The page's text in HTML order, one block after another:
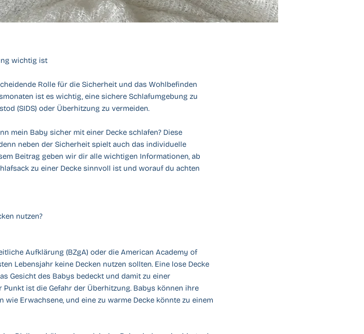
wichtig ist
Rolle für die Sicherheit und das Wohlbefinden
ist es wichtig, eine sichere Schlafumgebung zu
(SIDS) oder Überhitzung zu vermeiden.
mein Baby sicher mit einer Decke schlafen? Diese
neben der Sicherheit spielt auch das individuelle
Beitrag geben wir dir alle wichtigen Informationen, ab
zu einer Decke sinnvoll ist und worauf du achten
nutzen?
Aufklärung (BZgA) oder die American Academy of
Lebensjahr keine Decken nutzen sollten. Eine lose Decke
Gesicht des Babys bedeckt und damit zu einer
ist die Gefahr der Überhitzung. Babys können ihre
Erwachsene, und eine zu warme Decke könnte zu einem